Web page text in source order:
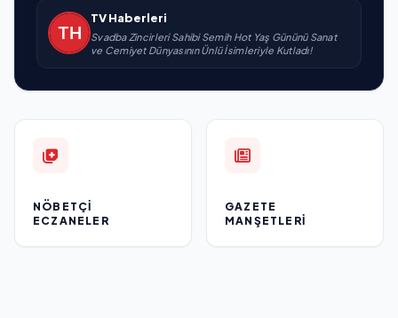
TV Haberleri
Svadba Zincirleri Sahibi Semih Hot Yaş Gününü Sanat
ve Cemiyet Dünyasının Ünlü İsimleriyle Kutladı!
NÖBETÇI
ECZANELER
GAZETE
MANŞETLERI